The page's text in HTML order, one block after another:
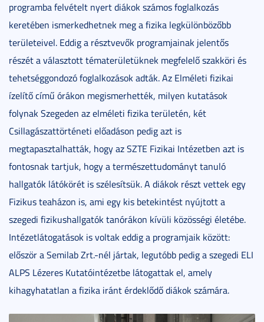
programba felvételt nyert diákok számos foglalkozás
keretében ismerkedhetnek meg a fizika legkülönbözőbb
területeivel. Eddig a résztvevők programjainak jelentős
részét a választott tématerületüknek megfelelő szakköri és
tehetséggondozó foglalkozások adták. Az Elméleti fizikai
ízelítő című órákon megismerhették, milyen kutatások
folynak Szegeden az elméleti fizika területén, két
Csillagászattörténeti előadáson pedig azt is
megtapasztalhatták, hogy az SZTE Fizikai Intézetben azt is
fontosnak tartjuk, hogy a természettudományt tanuló
hallgatók látókörét is szélesítsük. A diákok részt vettek egy
Fizikus teaházon is, ami egy kis betekintést nyújtott a
szegedi fizikushallgatók tanórákon kívüli közösségi életébe.
Intézetlátogatások is voltak eddig a programjaik között:
először a Semilab Zrt.-nél jártak, legutóbb pedig a szegedi ELI
ALPS Lézeres Kutatóintézetbe látogattak el, amely
kihagyhatatlan a fizika iránt érdeklődő diákok számára.